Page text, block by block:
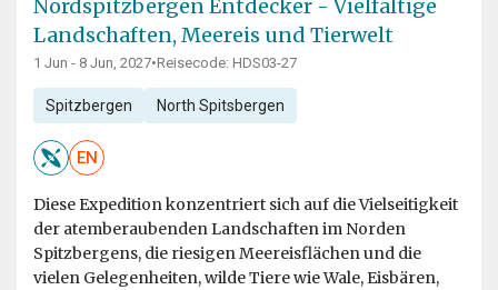
Nordspitzbergen Entdecker - Vielfältige
Landschaften, Meereis und Tierwelt
1 Jun - 8 Jun, 2027•Reisecode: HDS03-27
Spitzbergen North Spitsbergen
EN
Diese Expedition konzentriert sich auf die Vielseitigkeit
der atemberaubenden Landschaften im Norden
Spitzbergens, die riesigen Meereisflächen und die
vielen Gelegenheiten, wilde Tiere wie Wale, Eisbären,